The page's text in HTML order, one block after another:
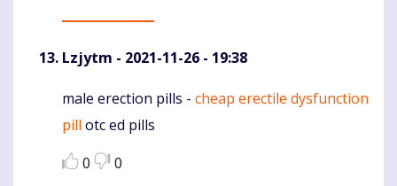
Lzjytm - 2021-11-26 - 19:38
Komentaras
male erection pills - cheap erectile dysfunction
pill otc ed pills
0
0